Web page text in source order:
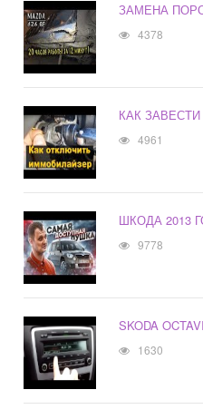
ЗАМЕНА
4378
КАК
4961
ШКОДА 2013
9778
SKODA
1630